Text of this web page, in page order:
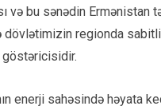
və bu sənədin Ermənistan
dövlətimizin regionda
göstəricisidir.
enerji sahəsində həyata